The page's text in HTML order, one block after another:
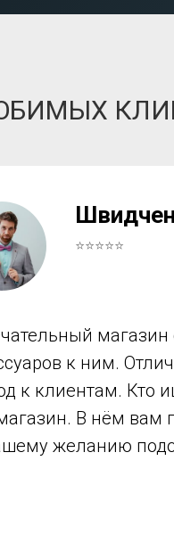
⭐⭐⭐⭐⭐
к ним.
к клиентам. Кто
В нём вам
желанию